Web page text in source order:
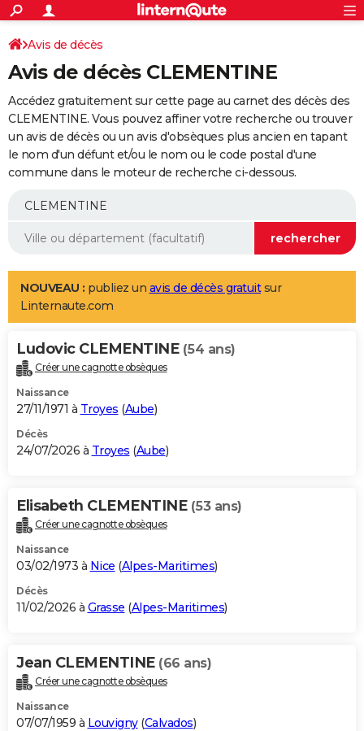
ACTUALITÉS
Politique
Société
Faits Divers
Education
Monde
Villes
+
SPORT
Coupe du monde 2026
Football
Tennis
Cyclisme
Rugby
Forum
Programme TV
TNT
Streaming
Cinéma
Sorties cinéma
Musique
+
FINANCE
Impôts
Immobilier
Risques naturels par ville
Banque
Assurance
Crédit
AUTO
Essais
Réserver un essai
Citadines
Berlines
SUV
Forum auto
+
Mobiles
Meilleur smartphone
Internet
Ordinateurs
Jeux vidéo
Guide high-tech
Aménagement intérieur
LIFESTYLE
Art de vivre
Bien-être
Loisirs
Mode
Modes de vie
Alimentation
Guide de la santé
Maladies
Médicaments
Sommeil
VOYAGE
Destinations
City break
Voyage nature
Voyage de noces
Forum
Climat
+PHOTO
GUIDES D'ACHAT
BONS PLANS
Carte de Noël
Carte Bonne année
Carte Saint-Valentin
Carte Pâques
Carte d'anniversaire
DICTIONNAIRE
Dictionnaire
Biographies
Citations
Expressions
Proverbes
PROGRAMME TV
S'inscrire
Se connecter
Lycées
Collèges
Primaires
Universités
Entreprises
Service militaire
Avis de recherche
AVIS DE DÉCÈS
Bricolage
Lifestyle
Culture
Sport
Auto
Television
Voyage
Cinema
Avis de décès
Avis de décès CLEMENTINE
Accédez gratuitement sur cette page au carnet des décès des
CLEMENTINE. Vous pouvez affiner votre recherche ou trouver
un avis de décès ou un avis d'obsèques plus ancien en tapant
le nom d'un défunt et/ou le nom ou le code postal d'une
commune dans le moteur de recherche ci-dessous.
NOUVEAU : publiez un avis de décès gratuitsur
Linternaute.com
Ludovic CLEMENTINE (54 ans)
Créer une cagnotte obsèques
Naissance
27/11/1971 à Troyes (Aube)
Décès
24/07/2026 à Troyes (Aube)
Elisabeth CLEMENTINE (53 ans)
Créer une cagnotte obsèques
Naissance
03/02/1973 à Nice (Alpes-Maritimes)
Décès
11/02/2026 à Grasse (Alpes-Maritimes)
Jean CLEMENTINE (66 ans)
Créer une cagnotte obsèques
Naissance
07/07/1959 à Louvigny(Calvados)